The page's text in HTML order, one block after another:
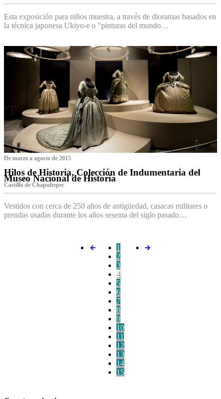
Esta exposición para niños muestra, a través de dioramas basados en
la técnica japonesa Ukiyo-e o "pinturas del mundo…
De marzo a agosto de 2015
Hilos de Historia, Colección de Indumentaria del
Museo Nacional de Historia
Castillo de Chapultepec
Vestidos con cerca de 250 años de antigüedad, casacas militares o
prendas usadas durante los años sesenta del siglo pasado…
1
2
3
4
5
6
7
8
9
10
11
12
13
14
15